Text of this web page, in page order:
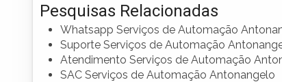
Pesquisas Relacionadas
Whatsapp Serviços de Automação
Suporte Serviços de Automação
Atendimento Serviços de Automação
SAC Serviços de Automação Antonangelo